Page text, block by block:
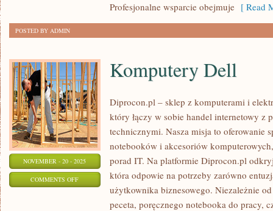
Profesjonalne wsparcie obejmuje [ Read
POSTED BY ADMIN
NOVEMBER - 20 - 2025
COMMENTS OFFON
KOMPUTERY
Komputery Dell
Diprocon.pl – sklep z komputerami i
który łączy w sobie handel internetowy z
technicznymi. Nasza misja to oferowanie
notebooków i akcesoriów
porad IT. Na platformie Diprocon.pl
która odpowie na potrzeby zarówno
użytkownika biznesowego. Niezależnie
peceta, poręcznego notebooka do pracy,